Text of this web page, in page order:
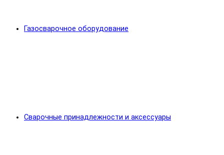
Газосварочное оборудование
Сварочные принадлежности и аксессуары